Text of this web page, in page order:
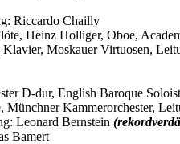
Riccardo Chailly
Heinz Holliger, Oboe,
Moskauer Virtuosen,
D-dur, English Baroque
Kammerorchester,
Leonard Bernstein
Bamert